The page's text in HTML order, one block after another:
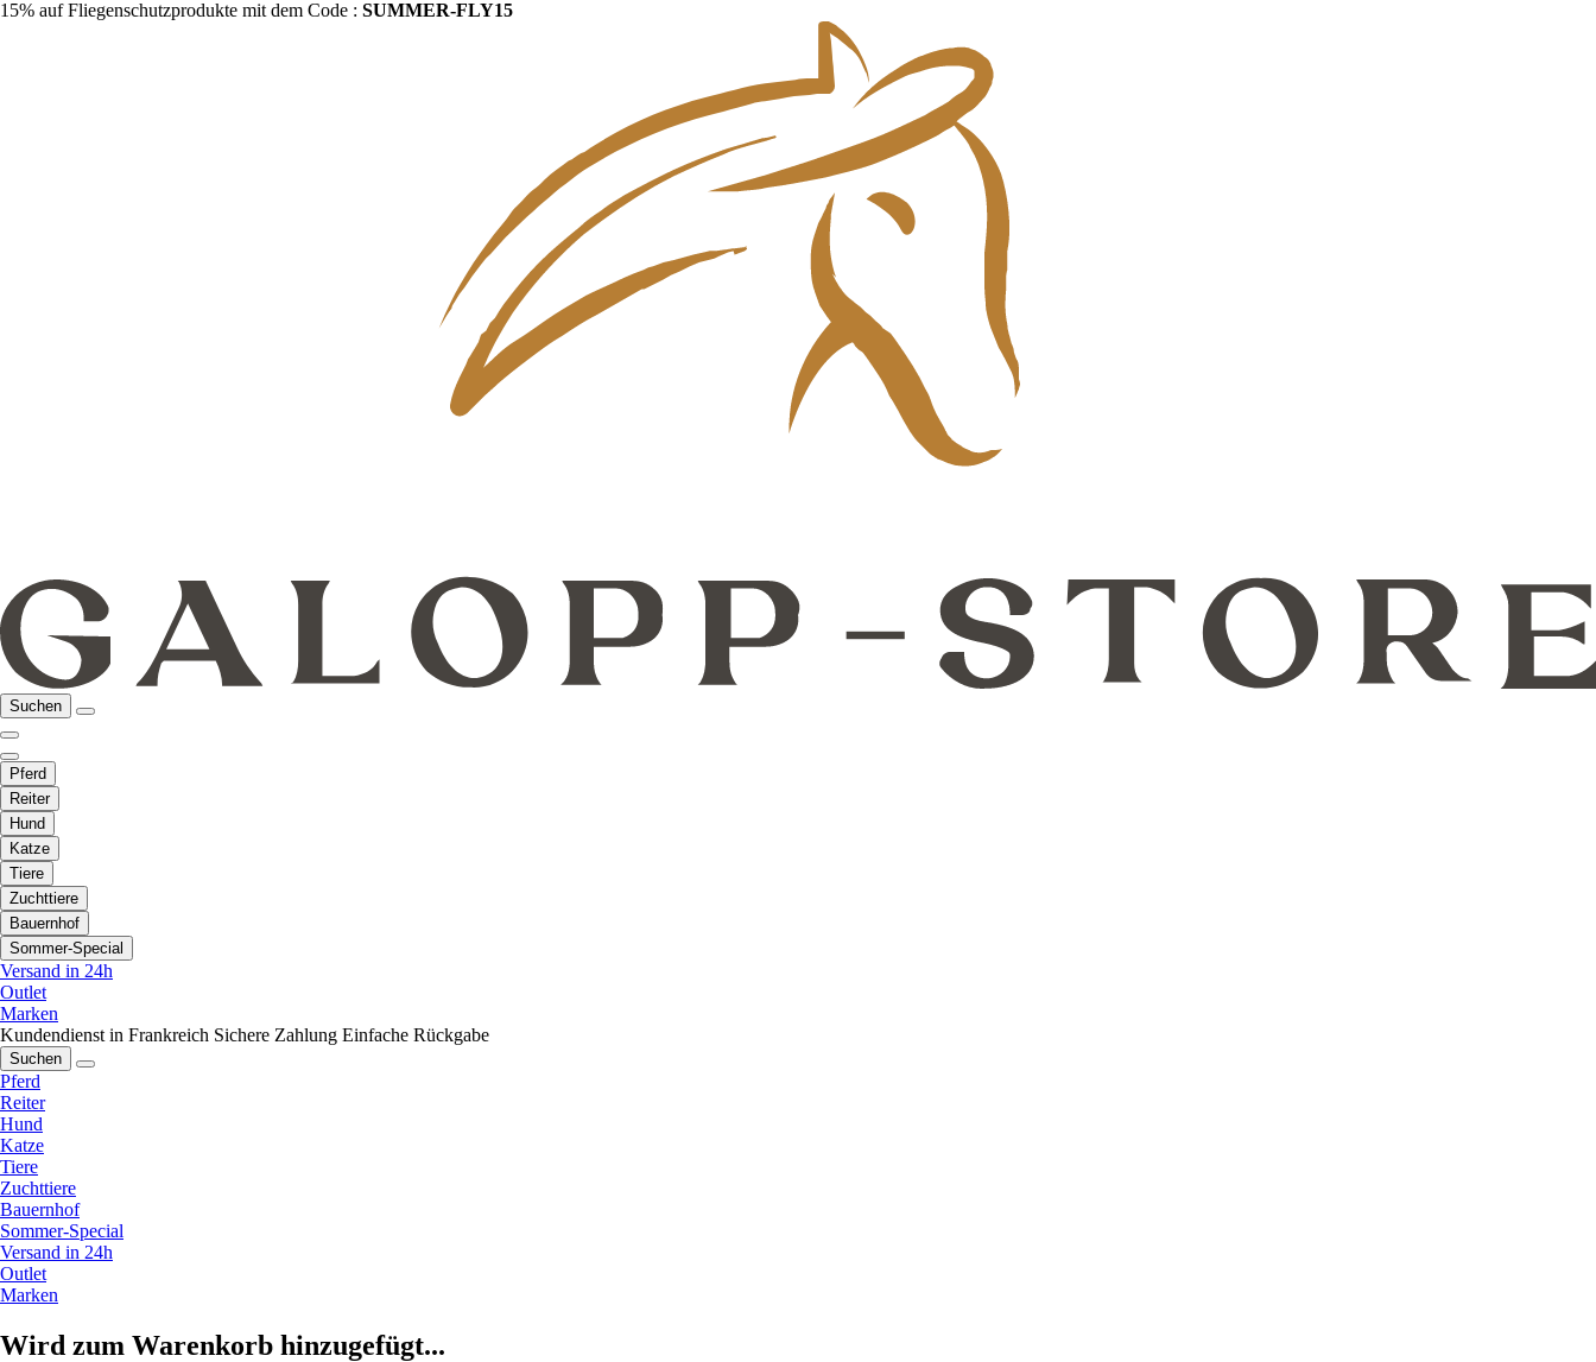
15% auf Fliegenschutzprodukte mit dem Code : SUMMER-FLY15
Suchen
Pferd
Reiter
Hund
Katze
Tiere
Zuchttiere
Bauernhof
Sommer-Special
Versand in 24h
Outlet
Marken
Kundendienst in Frankreich Sichere Zahlung Einfache Rückgabe
Suchen
Pferd
Reiter
Hund
Katze
Tiere
Zuchttiere
Bauernhof
Sommer-Special
Versand in 24h
Outlet
Marken
Wird zum Warenkorb hinzugefügt...